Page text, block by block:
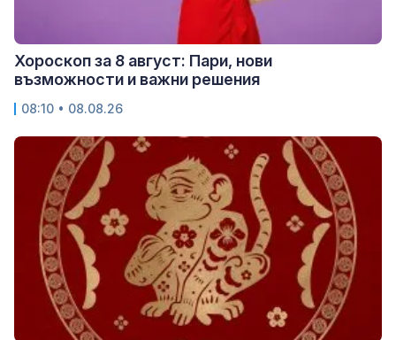
Хороскоп за 8 август: Пари, нови
възможности и важни решения
08:10 • 08.08.26